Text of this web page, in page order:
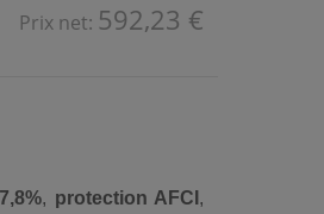
Prix net: 592,23 €
, protection AFCI ,